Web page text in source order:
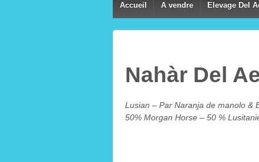
Accueil A vendre Elevage Del
Nahàr Del
Lusian – Par Naranja de manolo &
50% Morgan Horse – 50 %